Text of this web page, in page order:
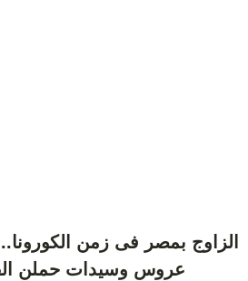
الزاوج بمصر فى زمن
عروس وسيدات حملن